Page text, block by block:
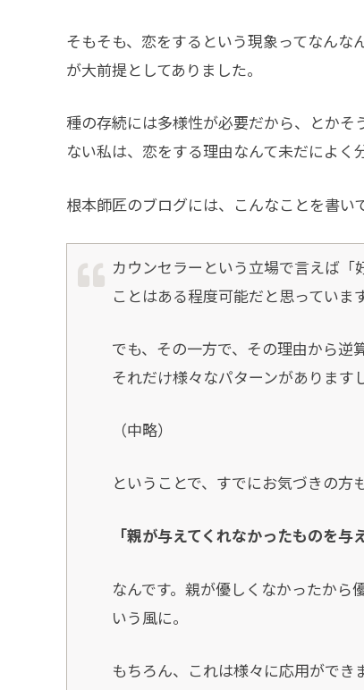
そもそも、恋をするという現象ってなん
が大前提としてありました。
種の存続には多様性が必要だから、とか
ない私は、恋をする理由なんて未だによく
根本師匠のブログには、こんなことを書い
カウンセラーという立場で言えば
ことはある程度可能だと思っています
でも、その一方で、その理由から逆
それだけ様々なパターンがあります
（中略）
ということで、すでにお気づきの
「親が与えてくれなかったものを与
なんです。親が優しくなかったか
いう風に。
もちろん、これは様々に応用ができ